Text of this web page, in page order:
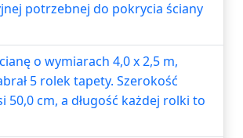
potrzebnej do pokrycia ściany
o wymiarach 4,0 x 2,5 m,
5 rolek tapety. Szerokość
50,0 cm, a długość każdej rolki to